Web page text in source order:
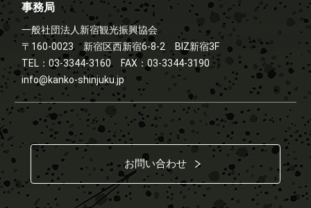
事務局
一般社団法人新宿観光振興協会
〒160-0023 新宿区西新宿6-8-2 BIZ新宿3F
TEL：03-3344-3160 FAX：03-3344-3190
info@kanko-shinjuku.jp
お問い合わせ